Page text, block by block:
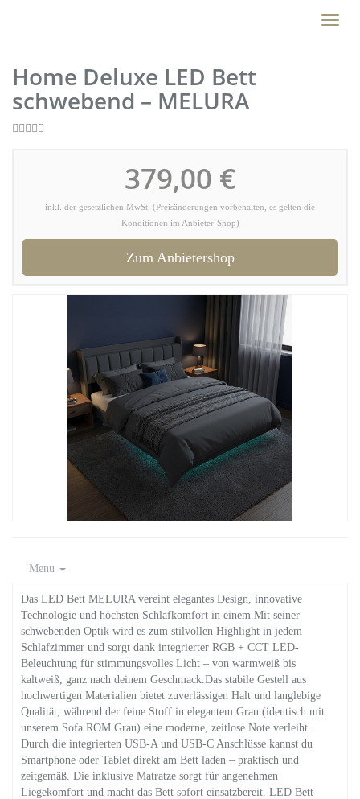
Toggle
Home Deluxe LED Bett
schwebend – MELURA
379,00 €
inkl. der gesetzlichen MwSt. (Preisänderungen vorbehalten, es gelten die
Konditionen im Anbieter-Shop)
Zum Anbietershop
Menu
Das LED Bett MELURA vereint elegantes Design, innovative
Technologie und höchsten Schlafkomfort in einem.Mit seiner
schwebenden Optik wird es zum stilvollen Highlight in jedem
Schlafzimmer und sorgt dank integrierter RGB + CCT LED-
Beleuchtung für stimmungsvolles Licht – von warmweiß bis
kaltweiß, ganz nach deinem Geschmack.Das stabile Gestell aus
hochwertigen Materialien bietet zuverlässigen Halt und langlebige
Qualität, während der feine Stoff in elegantem Grau (identisch mit
unserem Sofa ROM Grau) eine moderne, zeitlose Note verleiht.
Durch die integrierten USB-A und USB-C Anschlüsse kannst du
Smartphone oder Tablet direkt am Bett laden – praktisch und
zeitgemäß. Die inklusive Matratze sorgt für angenehmen
Liegekomfort und macht das Bett sofort einsatzbereit. LED Bett